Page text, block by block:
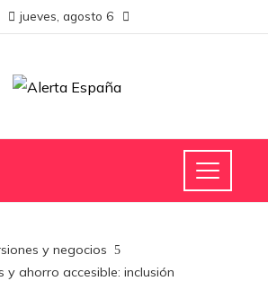
jueves, agosto 6
y negocios
y ahorro accesible: inclusión